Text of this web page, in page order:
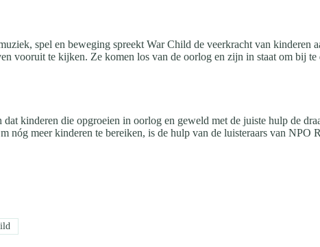
spel en beweging spreekt War Child de veerkracht van kinderen
vooruit te kijken. Ze komen los van de oorlog en zijn in staat om bij te
kinderen die opgroeien in oorlog en geweld met de juiste hulp de
nóg meer kinderen te bereiken, is de hulp van de luisteraars van NPO